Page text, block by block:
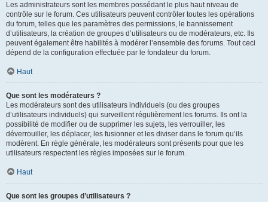
Les administrateurs sont les membres possédant le plus haut niveau de
contrôle sur le forum. Ces utilisateurs peuvent contrôler toutes les opérations
du forum, telles que les paramètres des permissions, le bannissement
d’utilisateurs, la création de groupes d’utilisateurs ou de modérateurs, etc. Ils
peuvent également être habilités à modérer l’ensemble des forums. Tout ceci
dépend de la configuration effectuée par le fondateur du forum.
Haut
Que sont les modérateurs ?
Les modérateurs sont des utilisateurs individuels (ou des groupes
d’utilisateurs individuels) qui surveillent régulièrement les forums. Ils ont la
possibilité de modifier ou de supprimer les sujets, les verrouiller, les
déverrouiller, les déplacer, les fusionner et les diviser dans le forum qu’ils
modèrent. En règle générale, les modérateurs sont présents pour que les
utilisateurs respectent les règles imposées sur le forum.
Haut
Que sont les groupes d’utilisateurs ?